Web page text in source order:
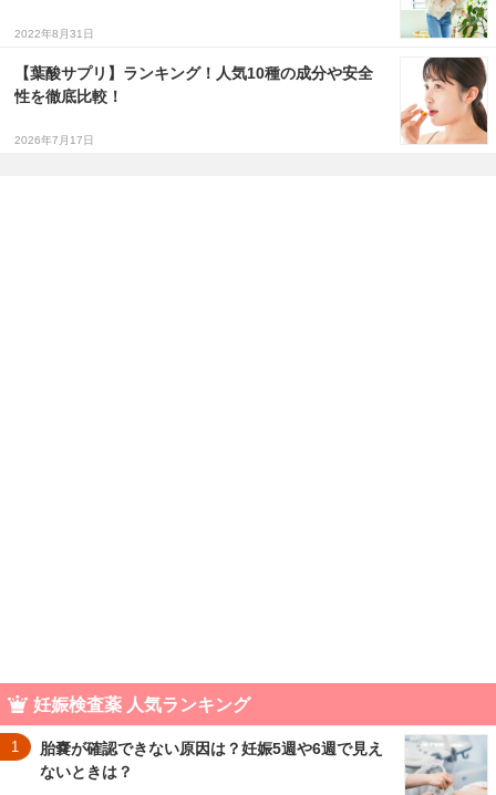
2022年8月31日
【葉酸サプリ】ランキング！人気10種の成分や安全
性を徹底比較！
2026年7月17日
妊娠検査薬 人気ランキング
1
胎嚢が確認できない原因は？妊娠5週や6週で見え
ないときは？